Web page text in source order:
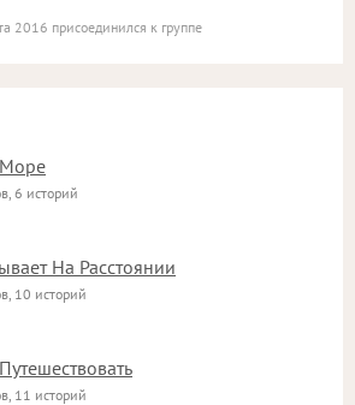
2016 присоединился к группе
6 историй
На Расстоянии
10 историй
11 историй